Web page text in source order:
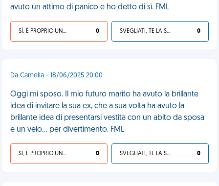
avuto un attimo di panico e ho detto di sì. FML
SÌ, È PROPRIO UNA VDM! 0 SVEGLIATI, TE LA SEI CERCATA! 0
Da Camelia - 18/06/2025 20:00
Oggi mi sposo. Il mio futuro marito ha avuto la brillante
idea di invitare la sua ex, che a sua volta ha avuto la
brillante idea di presentarsi vestita con un abito da sposa
e un velo... per divertimento. FML
SÌ, È PROPRIO UNA VDM! 0 SVEGLIATI, TE LA SEI CERCATA! 0